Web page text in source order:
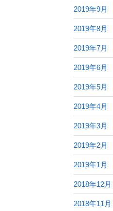
2019年9月
2019年8月
2019年7月
2019年6月
2019年5月
2019年4月
2019年3月
2019年2月
2019年1月
2018年12月
2018年11月